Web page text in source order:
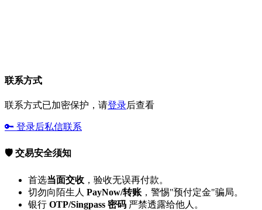
联系方式
联系方式已加密保护，请登录后查看
🔑 登录后私信联系
🛡️ 交易安全须知
首选当面交收 ，验收无误再付款。
切勿向陌生人 PayNow/转账 ，警惕"预付定金"骗局。
银行 OTP/Singpass 密码 严禁透露给他人。